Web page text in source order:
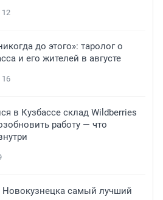
12
до этого»: таролог о
и его жителей в августе
16
в Кузбассе склад Wildberries
работу — что
Новокузнецка самый лучший